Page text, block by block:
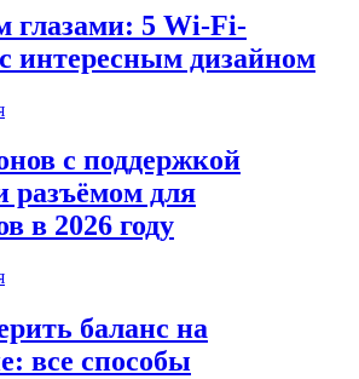
глазами: 5 Wi-Fi-
интересным дизайном
с поддержкой
разъёмом для
в 2026 году
баланс на
все способы